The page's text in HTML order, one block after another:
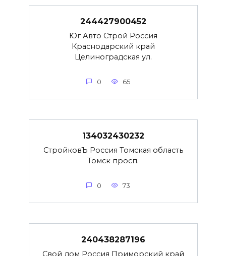
244427900452
Юг Авто Строй Россия
Краснодарский край
Целиноградская ул.
0 65
134032430232
СтройковЪ Россия Томская область
Томск просп.
0 73
240438287196
Свой дом Россия Приморский край